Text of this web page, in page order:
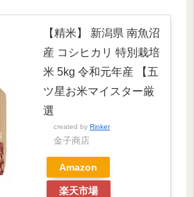
【精米】 新潟県 南魚沼
産 コシヒカリ 特別栽培
米 5kg 令和元年産 【五
ツ星お米マイスター厳
選
created by Rinker
金子商店
Amazon
楽天市場